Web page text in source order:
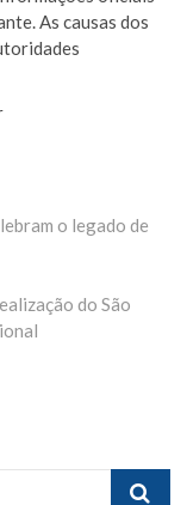
As causas dos
o legado de
do São